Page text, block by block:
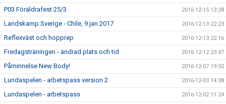
P03 Föräldrafest 25/3 2016-12-15 13:28
Landskamp Sverige - Chile, 9 jan 2017 2016-12-13 22:23
Reflexväst och hopprep 2016-12-13 22:16
Fredagsträningen - ändrad plats och tid 2016-12-12 23:47
Påminnelse New Body! 2016-12-07 19:50
Lundaspelen - arbetspass version 2 2016-12-03 14:38
Lundaspelen - arbetspass 2016-12-02 11:24